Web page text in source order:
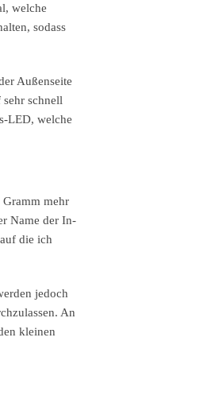
welche
sodass
Außenseite
schnell
LED, welche
mehr
Name der In-
die ich
jedoch
An
kleinen